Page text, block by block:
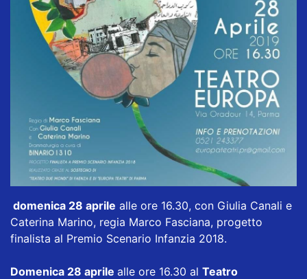
domenica 28 aprile alle ore 16.30, con Giulia Canali e
Caterina Marino, regia Marco Fasciana, progetto
finalista al Premio Scenario Infanzia 2018.
Domenica 28 aprile alle ore 16.30 al Teatro